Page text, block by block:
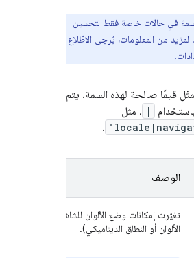
في حالات خاصة فقط لتحسين
لمزيد من المعلومات، يُرجى الاطّلاع
.
قيمًا صالحة لهذه السمة. يتم
| ، مثل
.
الوصف
تغيّرت إمكانات وضع الألوان للشاشة (سلسلة
الألوان أو النطاق الديناميكي).